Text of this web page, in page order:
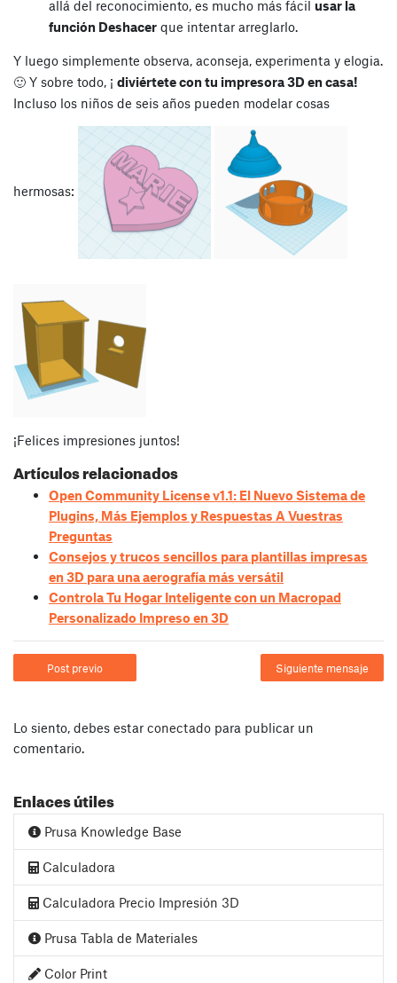
allá del reconocimiento, es mucho más fácil usar la
función Deshacer que intentar arreglarlo.
Y luego simplemente observa, aconseja, experimenta y elogia.
🙂 Y sobre todo, ¡ diviértete con tu impresora 3D en casa!
Incluso los niños de seis años pueden modelar cosas
hermosas:
¡Felices impresiones juntos!
Artículos relacionados
Open Community License v1.1: El Nuevo Sistema de
Plugins, Más Ejemplos y Respuestas A Vuestras
Preguntas
Consejos y trucos sencillos para plantillas impresas
en 3D para una aerografía más versátil
Controla Tu Hogar Inteligente con un Macropad
Personalizado Impreso en 3D
Post previo Siguiente mensaje
Lo siento, debes estar conectado para publicar un
comentario.
Enlaces útiles
Prusa Knowledge Base
Calculadora
Calculadora Precio Impresión 3D
Prusa Tabla de Materiales
Color Print